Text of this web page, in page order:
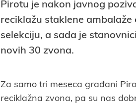
Pirotu je nakon javnog
reciklažu staklene
selekciju, a sada je
novih 30 zvona.
Za samo tri meseca građani
reciklažna zvona, pa su nas